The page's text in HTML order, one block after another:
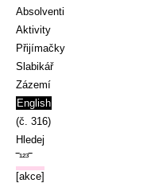
Absolventi
Aktivity
Přijímačky
Slabikář
Zázemí
English
(č. 316)
Hledej
‾¹²³‾
[akce]